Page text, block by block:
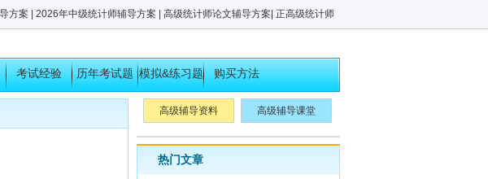
方案 2026年中级统计师辅导方案 高级统计师论文辅导方案 正高级统计师
考试经验 历年考试题 模拟&练习题 购买方法
高级辅导资料 高级辅导课堂
热门文章